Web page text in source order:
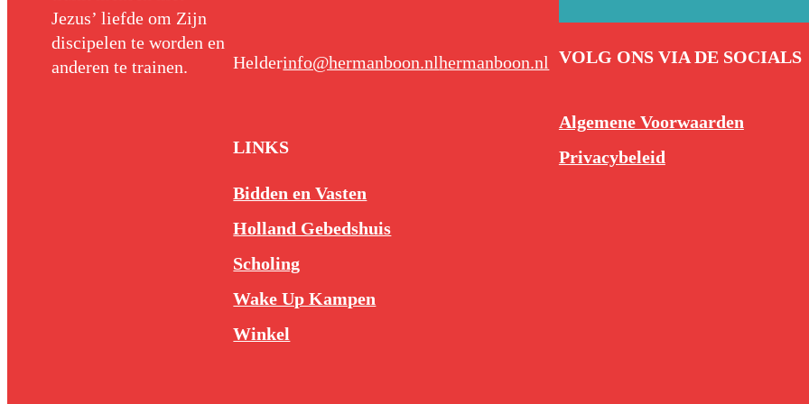
Jezus’ liefde om Zijn
discipelen te worden en
anderen te trainen.
Helderinfo@hermanboon.nlhermanboon.nl
LINKS
Bidden en Vasten
Holland Gebedshuis
Scholing
Wake Up Kampen
Winkel
VOLG ONS VIA DE SOCIALS
Algemene Voorwaarden
Privacybeleid